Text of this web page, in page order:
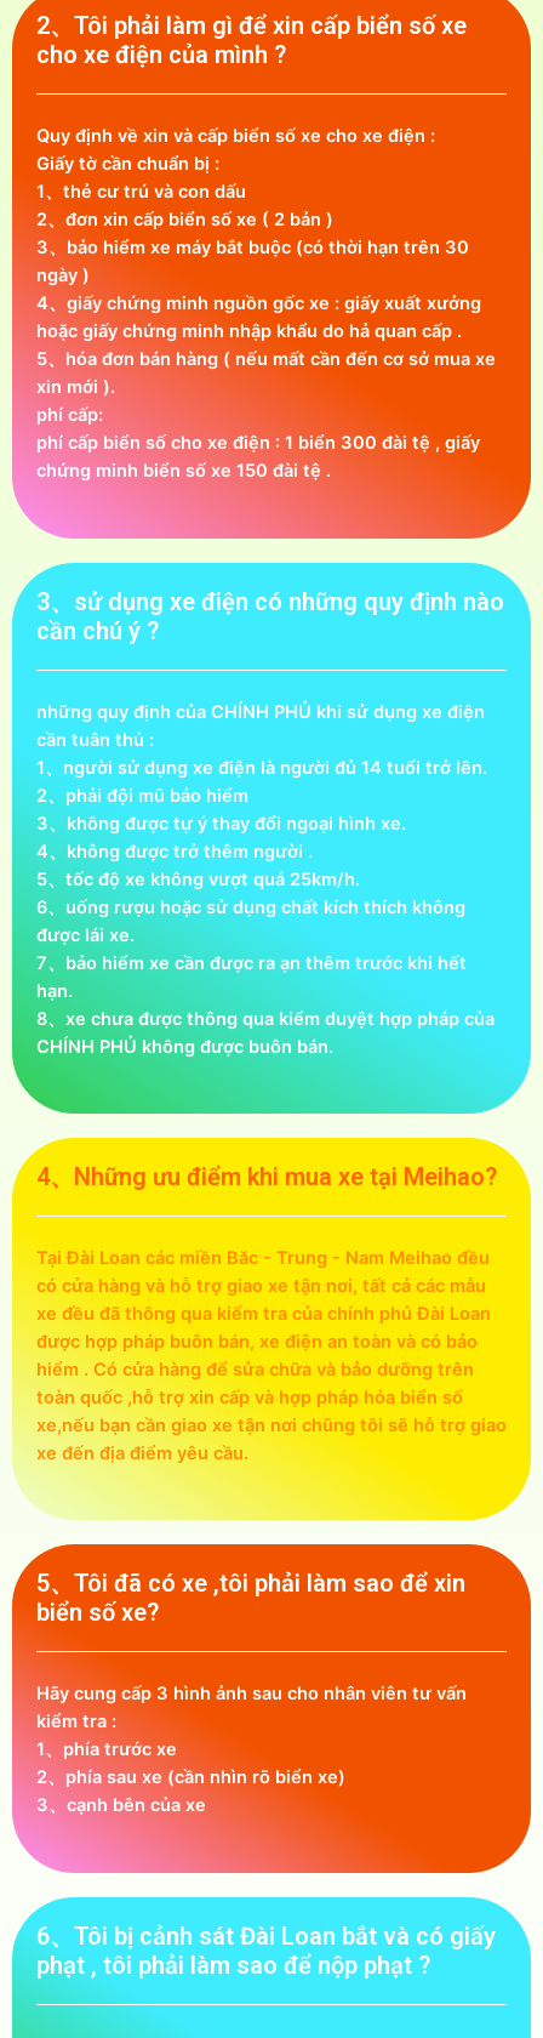
2、Tôi phải làm gì để xin cấp biển số xe
cho xe điện của mình ?
Quy định về xin và cấp biển số xe cho xe điện :
Giấy tờ cần chuẩn bị :
1、thẻ cư trú và con dấu
2、đơn xin cấp biển số xe ( 2 bản )
3、bảo hiểm xe máy bắt buộc (có thời hạn trên 30
ngày )
4、giấy chứng minh nguồn gốc xe : giấy xuất xưởng
hoặc giấy chứng minh nhập khẩu do hả quan cấp .
5、hóa đơn bán hàng ( nếu mất cần đến cơ sở mua xe
xin mới ).
phí cấp:
phí cấp biển số cho xe điện : 1 biển 300 đài tệ , giấy
chứng minh biển số xe 150 đài tệ .
3、sử dụng xe điện có những quy định nào
cần chú ý ?
những quy định của CHÍNH PHỦ khi sử dụng xe điện
cần tuân thủ :
1、người sử dụng xe điện là người đủ 14 tuổi trở lên.
2、phải đội mũ bảo hiểm
3、không được tự ý thay đổi ngoại hình xe.
4、không được trở thêm người .
5、tốc độ xe không vượt quá 25km/h.
6、uống rượu hoặc sử dụng chất kích thích không
được lái xe.
7、bảo hiểm xe cần được ra ạn thêm trước khi hết
hạn.
8、xe chưa được thông qua kiểm duyệt hợp pháp của
CHÍNH PHỦ không được buôn bán.
4、Những ưu điểm khi mua xe tại Meihao?
Tại Đài Loan các miền Băc - Trung - Nam Meihao đều
có cửa hàng và hỗ trợ giao xe tận nơi, tất cả các mẫu
xe đều đã thông qua kiểm tra của chính phủ Đài Loan
được hợp pháp buôn bán, xe điện an toàn và có bảo
hiểm . Có cửa hàng để sửa chữa và bảo dưỡng trên
toàn quốc ,hỗ trợ xin cấp và hợp pháp hóa biển số
xe,nếu bạn cần giao xe tận nơi chũng tôi sẽ hỗ trợ giao
xe đến địa điểm yêu cầu.
5、Tôi đã có xe ,tôi phải làm sao để xin
biển số xe?
Hãy cung cấp 3 hình ảnh sau cho nhân viên tư vấn
kiểm tra :
1、phía trước xe
2、phía sau xe (cần nhìn rõ biển xe)
3、cạnh bên của xe
6、Tôi bị cảnh sát Đài Loan bắt và có giấy
phạt , tôi phải làm sao để nộp phạt ?